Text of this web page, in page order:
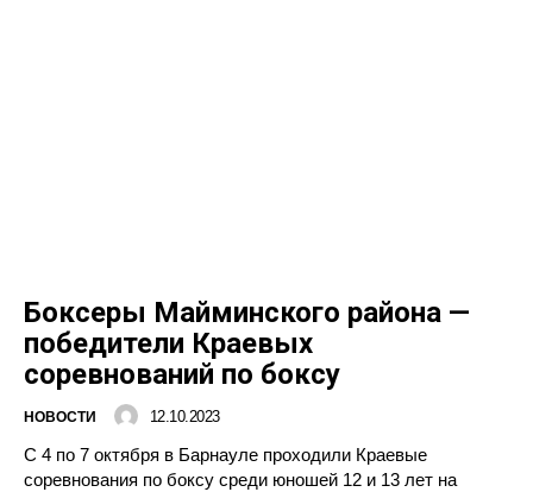
Боксеры Майминского района —
победители Краевых
соревнований по боксу
НОВОСТИ 12.10.2023
С 4 по 7 октября в Барнауле проходили Краевые
соревнования по боксу среди юношей 12 и 13 лет на